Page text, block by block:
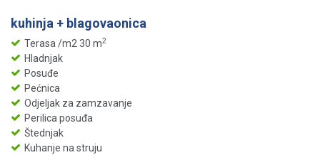
kuhinja + blagovaonica
Terasa /m2 30 m2
Hladnjak
Posuđe
Pećnica
Odjeljak za zamzavanje
Perilica posuđa
Štednjak
Kuhanje na struju